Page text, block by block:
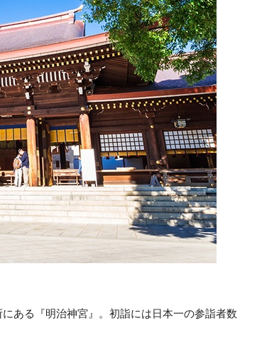
ある『明治神宮』。初詣には日本一の参詣者数